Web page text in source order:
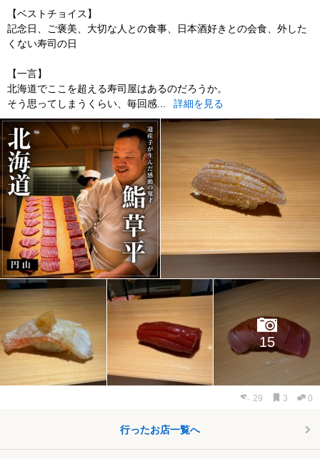
【ベストチョイス】
記念日、ご褒美、大切な人との食事、日本酒好きとの会食、外した
くない寿司の日
【一言】
北海道でここを超える寿司屋はあるのだろうか。
そう思ってしまうくらい、毎回感...
詳細を見る
15
29 3 0
行ったお店一覧へ